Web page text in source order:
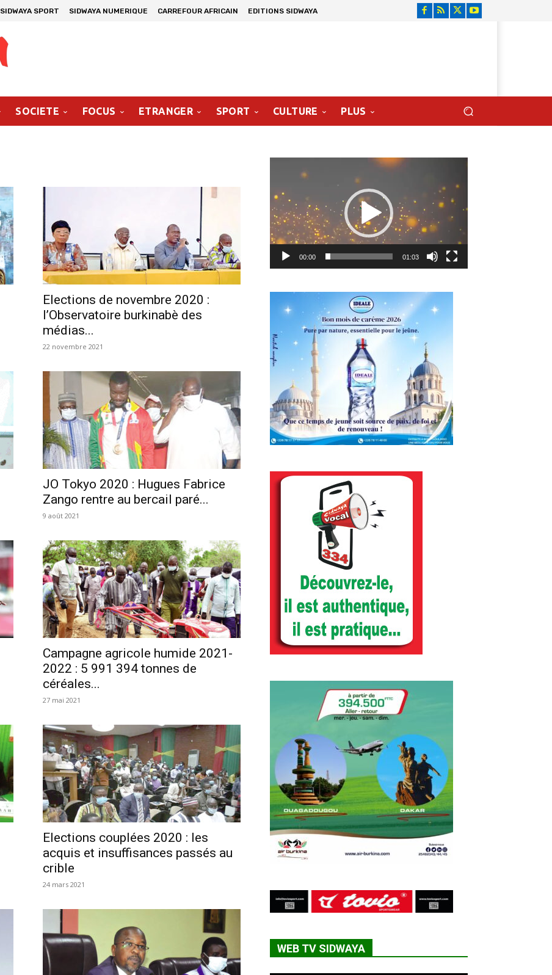
SIDWAYA SPORT SIDWAYA NUMERIQUE CARREFOUR AFRICAIN EDITIONS SIDWAYA
SOCIETE FOCUS ETRANGER SPORT CULTURE PLUS
Elections de novembre 2020 :
l’Observatoire burkinabè des
médias...
22 novembre 2021
JO Tokyo 2020 : Hugues Fabrice
Zango rentre au bercail paré...
9 août 2021
Campagne agricole humide 2021-
2022 : 5 991 394 tonnes de
céréales...
27 mai 2021
Elections couplées 2020 : les
acquis et insuffisances passés au
crible
24 mars 2021
00:00 01:03
WEB TV SIDWAYA